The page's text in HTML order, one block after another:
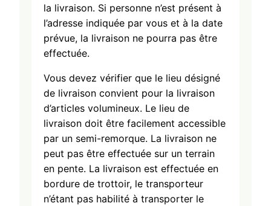
la livraison. Si personne n’est présent à
l’adresse indiquée par vous et à la date
prévue, la livraison ne pourra pas être
effectuée.
Vous devez vérifier que le lieu désigné
de livraison convient pour la livraison
d’articles volumineux. Le lieu de
livraison doit être facilement accessible
par un semi-remorque. La livraison ne
peut pas être effectuée sur un terrain
en pente. La livraison est effectuée en
bordure de trottoir, le transporteur
n’étant pas habilité à transporter le